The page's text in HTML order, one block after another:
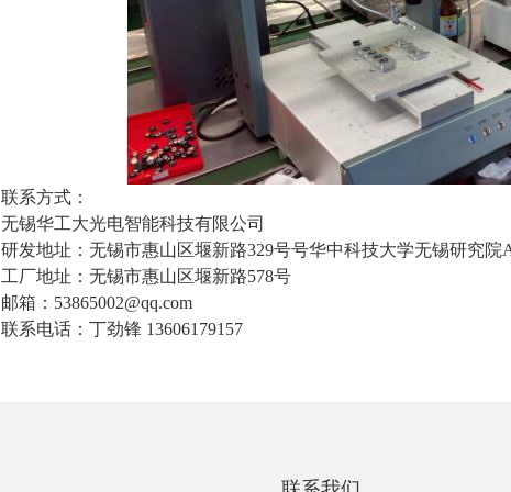
联系方式：
无锡华工大光电智能科技有限公司
研发地址：无锡市惠山区堰新路329号号华中科技大学无锡研究院
工厂地址：无锡市惠山区堰新路578号
邮箱：53865002@qq.com
联系电话：丁劲锋13606179157